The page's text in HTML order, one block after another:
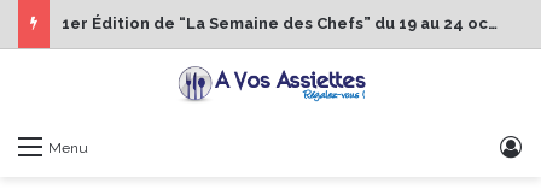
1er Édition de “La Semaine des Chefs” du 19 au 24 octobre 2026
Menu